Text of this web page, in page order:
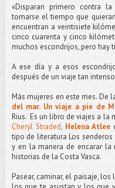
«Disparan primero contra
tomarse el tiempo que
encuentran a veintisiete
cinco cuarenta y cinco
muchos escondrijos, pero hay
A ese día y a esos
después de un viaje tan
Más mujeres en este mes. De
del mar. Un viaje a pie de
Rius. Es un libro de viajes a la
Cheryl Straded, Helena Atlee
tipo de literatura Los
y en la manera de encarar
historias de la Costa Vasca.
Pasear, caminar, el paisaje,